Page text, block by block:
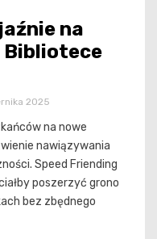
na
Bibliotece
2025
na nowe
nawiązywania
Speed Friending
poszerzyć grono
bez zbędnego